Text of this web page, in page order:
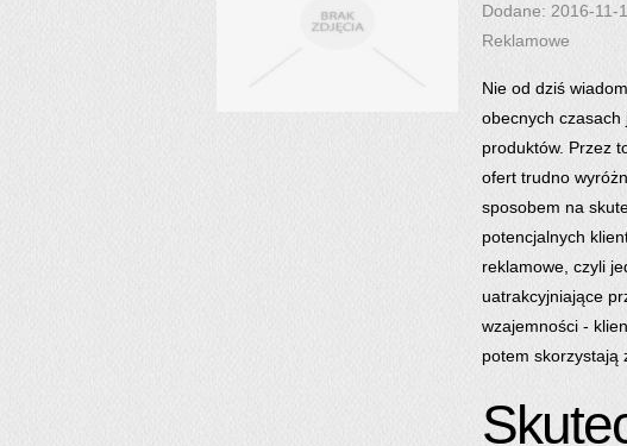
Dodane: 2016-11-
Reklamowe
Nie od dziś
obecnych czasach
produktów. Przez
ofert trudno
sposobem na
potencjalnych
reklamowe, czyli
uatrakcyjniające
wzajemności -
potem skorzystają